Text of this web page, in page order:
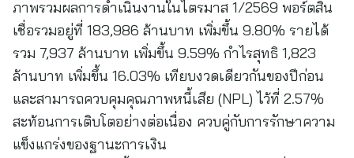
ภาพรวมผลการดำเนินงานในไตรมาส 1/2569 พอร์ตสิน
เชื่อรวมอยู่ที่ 183,986 ล้านบาท เพิ่มขึ้น 9.80% รายได้
รวม 7,937 ล้านบาท เพิ่มขึ้น 9.59% กำไรสุทธิ 1,823
ล้านบาท เพิ่มขึ้น 16.03% เทียบงวดเดียวกันของปีก่อน
และสามารถควบคุมคุณภาพหนี้เสีย (NPL) ไว้ที่ 2.57%
สะท้อนการเติบโตอย่างต่อเนื่อง ควบคู่กับการรักษาความ
แข็งแกร่งของฐานะการเงิน